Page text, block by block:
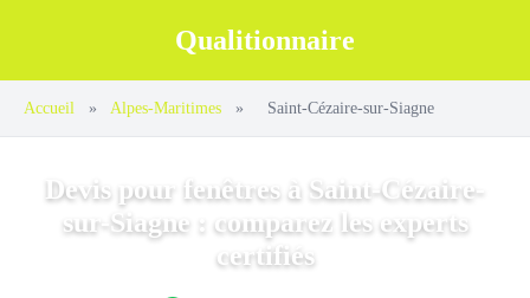
Qualitionnaire
Accueil » Alpes-Maritimes » Saint-Cézaire-sur-Siagne
Devis pour fenêtres à Saint-Cézaire-
sur-Siagne : comparez les experts
certifiés